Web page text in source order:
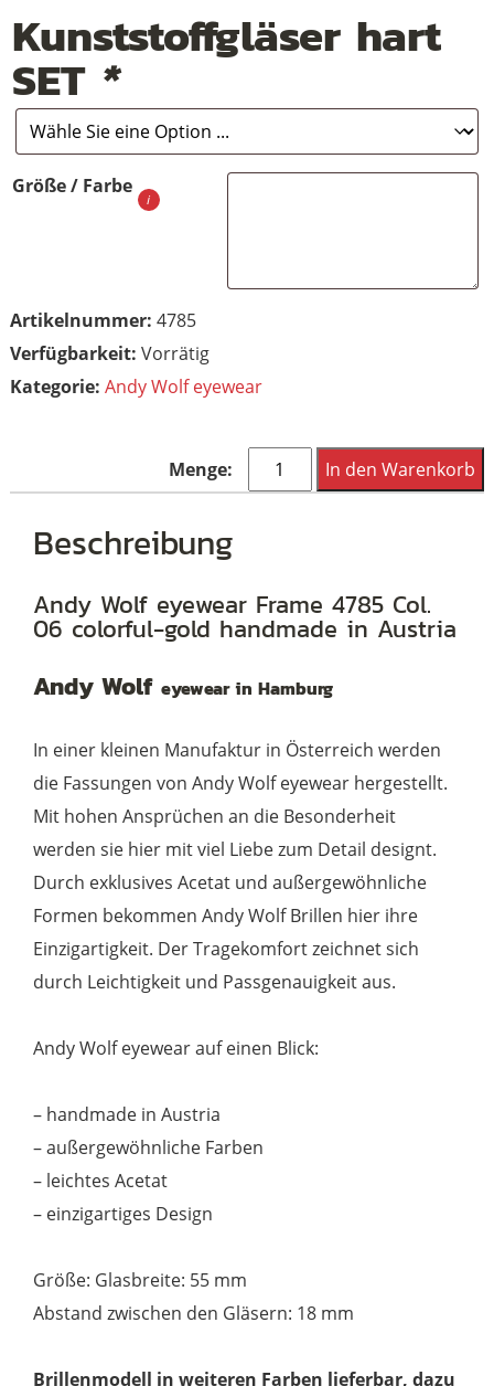
Kunststoffgläser hart
SET *
Größe / Farbe
Artikelnummer: 4785
Vorrätig
Kategorie: Andy Wolf eyewear
Andy
Wolf
4785
Col.
colorful-
Menge
In den Warenkorb
Beschreibung
Andy Wolf eyewear Frame 4785 Col.
06 colorful-gold handmade in Austria
Andy Wolf eyewear in Hamburg
In einer kleinen Manufaktur in Österreich werden
die Fassungen von Andy Wolf eyewear hergestellt.
Mit hohen Ansprüchen an die Besonderheit
werden sie hier mit viel Liebe zum Detail designt.
Durch exklusives Acetat und außergewöhnliche
Formen bekommen Andy Wolf Brillen hier ihre
Einzigartigkeit. Der Tragekomfort zeichnet sich
durch Leichtigkeit und Passgenauigkeit aus.
Andy Wolf eyewear auf einen Blick:
– handmade in Austria
– außergewöhnliche Farben
– leichtes Acetat
– einzigartiges Design
Größe: Glasbreite: 55 mm
Abstand zwischen den Gläsern: 18 mm
Brillenmodell in weiteren Farben lieferbar, dazu